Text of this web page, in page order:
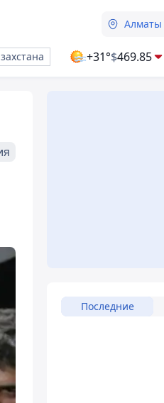
Алматы
+31°$469.85
Последние